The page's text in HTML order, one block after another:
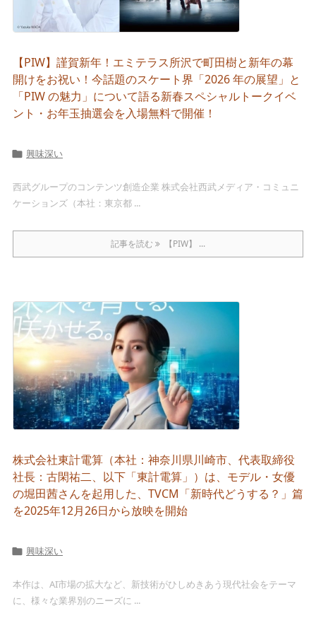
【PIW】謹賀新年！エミテラス所沢で町田樹と新年の幕
開けをお祝い！今話題のスケート界「2026 年の展望」と
「PIW の魅力」について語る新春スペシャルトークイベ
ント・お年玉抽選会を入場無料で開催！
 興味深い
西武グループのコンテンツ創造企業 株式会社西武メディア・コミュニ
ケーションズ（本社：東京都 ...
記事を読む 【PIW】 ...
株式会社東計電算（本社：神奈川県川崎市、代表取締役
社長：古閑祐二、以下「東計電算」）は、モデル・女優
の堀田茜さんを起用した、TVCM「新時代どうする？」篇
を2025年12月26日から放映を開始
 興味深い
本作は、AI市場の拡大など、新技術がひしめきあう現代社会をテーマ
に、様々な業界別のニーズに ...